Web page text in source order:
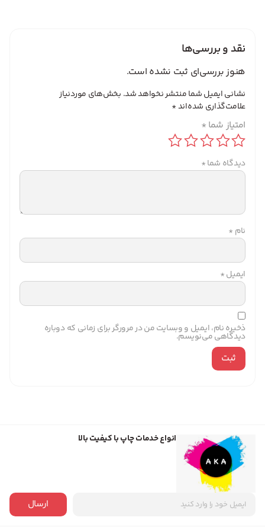
نقد و بررسی‌ها
هنوز بررسی‌ای ثبت نشده است.
نشانی ایمیل شما منتشر نخواهد شد. بخش‌های موردنیاز
علامت‌گذاری شده‌اند*
امتیاز شما *
دیدگاه شما*
نام *
ایمیل*
ذخیره نام، ایمیل و وبسایت من در مرورگر برای زمانی که دوباره
دیدگاهی می‌نویسم.
انواع خدمات چاپ با کیفیت بالا
ارسال